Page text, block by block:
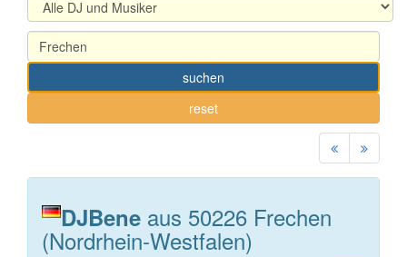
suchen
reset
DJBene aus 50226 Frechen
(Nordrhein-Westfalen)